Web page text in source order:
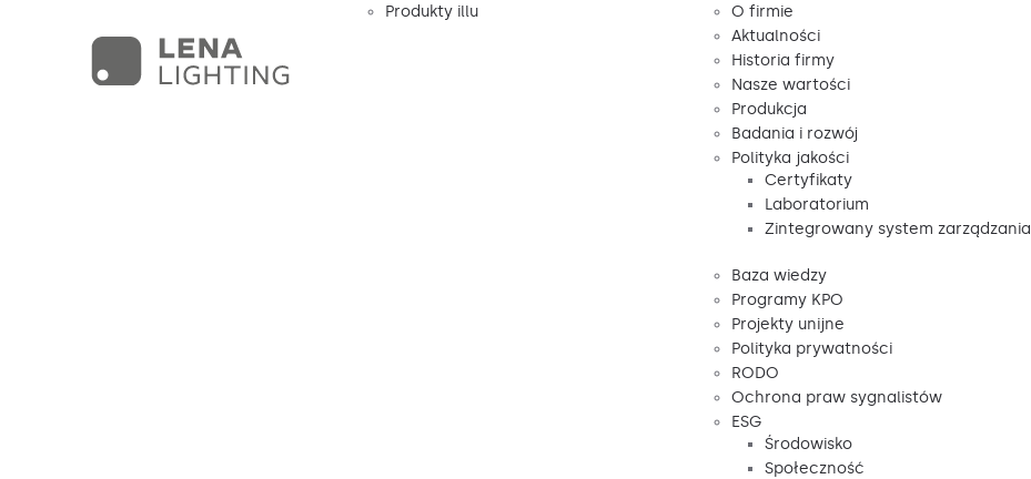
Produkty illu
O firmie
Aktualności
Historia firmy
Nasze wartości
Produkcja
Badania i rozwój
Polityka jakości
Certyfikaty
Laboratorium
Zintegrowany system zarządzania
Baza wiedzy
Programy KPO
Projekty unijne
Polityka prywatności
RODO
Ochrona praw sygnalistów
ESG
Środowisko
Społeczność